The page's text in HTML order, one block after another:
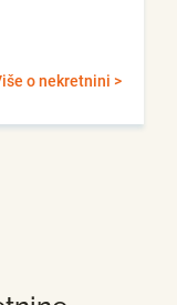
o nekretnini >